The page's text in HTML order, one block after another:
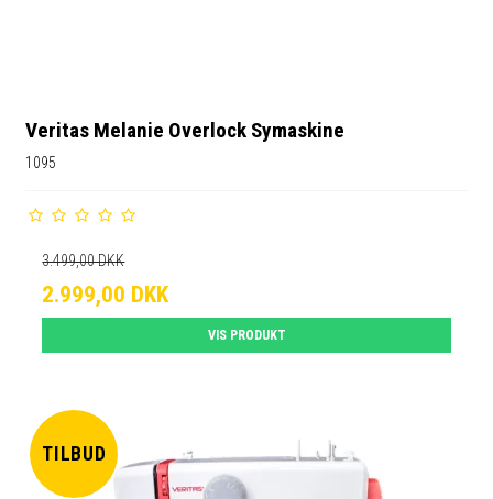
Veritas Melanie Overlock Symaskine
1095
3.499,00 DKK
2.999,00 DKK
VIS PRODUKT
TILBUD